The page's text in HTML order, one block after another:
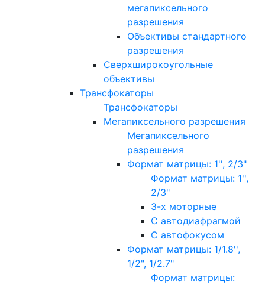
мегапиксельного
разрешения
Объективы стандартного
разрешения
Сверхширокоугольные
объективы
Трансфокаторы
Трансфокаторы
Мегапиксельного разрешения
Мегапиксельного
разрешения
Формат матрицы: 1'', 2/3"
Формат матрицы: 1'',
2/3"
3-х моторные
С автодиафрагмой
С автофокусом
Формат матрицы: 1/1.8'',
1/2", 1/2.7"
Формат матрицы: